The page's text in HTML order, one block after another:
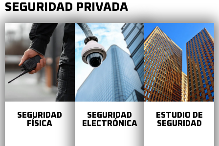
SEGURIDAD PRIVADA
SEGURIDAD
FÍSICA
SEGURIDAD
ELECTRÓNICA
ESTUDIO DE
SEGURIDAD